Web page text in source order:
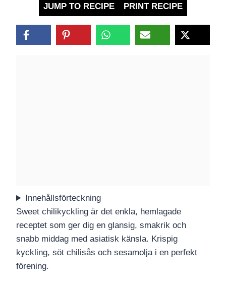
JUMP TO RECIPE PRINT RECIPE
Innehållsförteckning
Sweet chilikyckling är det enkla, hemlagade
receptet som ger dig en glansig, smakrik och
snabb middag med asiatisk känsla. Krispig
kyckling, söt chilisås och sesamolja i en perfekt
förening.